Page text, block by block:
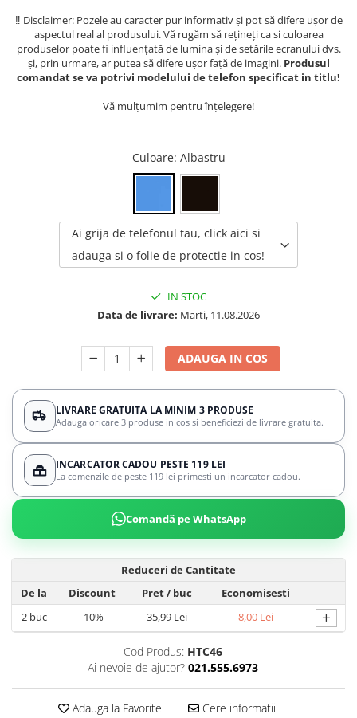
‼️ Disclaimer: Pozele au caracter pur informativ și pot să difere ușor de
aspectul real al produsului. Vă rugăm să rețineți ca si culoarea
produselor poate fi influențată de lumina și de setările ecranului dvs.
și, prin urmare, ar putea să difere ușor față de imagini. Produsul
comandat se va potrivi modelului de telefon specificat in titlu!
Vă mulțumim pentru înțelegere!
Culoare: Albastru
Ai grija de telefonul tau, click aici si
adauga si o folie de protectie in cos!
IN STOC
Data de livrare: Marti, 11.08.2026
ADAUGA IN COS
LIVRARE GRATUITA LA MINIM 3 PRODUSE
Adauga oricare 3 produse in cos si beneficiezi de livrare gratuita.
INCARCATOR CADOU PESTE 119 LEI
La comenzile de peste 119 lei primesti un incarcator cadou.
Comandă pe WhatsApp
Reduceri de Cantitate
De la
Discount Pret/ buc
Economisesti
2buc -10% 35,99 Lei 8,00 Lei +
Cod Produs: HTC46
Ai nevoie de ajutor? 021.555.6973
Adauga la Favorite Cere informatii